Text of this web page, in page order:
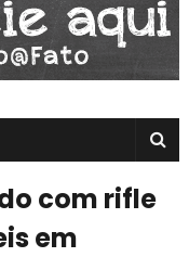
com rifle
em